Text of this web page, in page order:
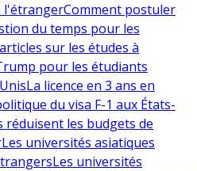
l'étrangerComment postuler
du temps pour les
sur les études à
pour les étudiants
La licence en 3 ans en
du visa F-1 aux États-
réduisent les budgets de
Les universités asiatiques
Les universités